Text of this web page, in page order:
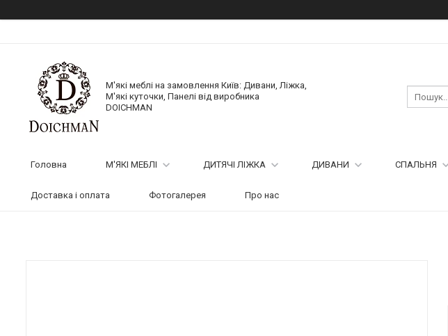
М'які меблі на замовлення Київ: Дивани, Ліжка,
М'які куточки, Панелі від виробника
DOICHMAN
Головна М'ЯКІ МЕБЛІ ДИТЯЧІ ЛІЖКА ДИВАНИ СПАЛЬНЯ
Доставка і оплата Фотогалерея Про нас